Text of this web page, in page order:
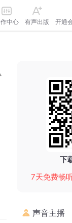
中心 有声出版 开通
下
7天免费畅
声音主播